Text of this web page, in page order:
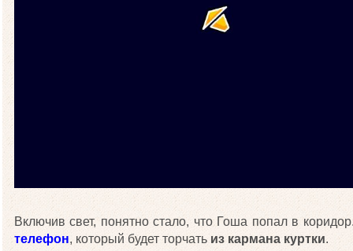
Включив свет, понятно стало, что Гоша попал в
телефон, который будет торчать из кармана куртки.